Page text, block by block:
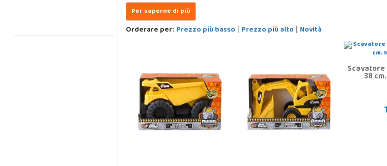
Orderare per: Prezzo più basso | Prezzo più alto | Novità
38